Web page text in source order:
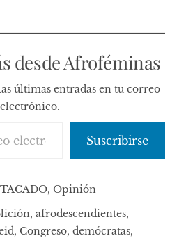
desde Afroféminas
últimas entradas en tu correo
electrónico.
Suscribirse
, Opinión
, afrodescendientes,
, Congreso, demócratas,